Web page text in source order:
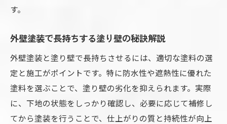
す。
外壁塗装で長持ちする塗り壁の秘訣解説
外壁塗装と塗り壁で長持ちさせるには、適切な塗料の選
定と施工がポイントです。特に防水性や遮熱性に優れた
塗料を選ぶことで、塗り壁の劣化を抑えられます。実際
に、下地の状態をしっかり確認し、必要に応じて補修し
てから塗装を行うことで、仕上がりの質と持続性が向上